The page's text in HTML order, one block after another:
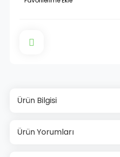
Ürün Bilgisi
Ürün Yorumları